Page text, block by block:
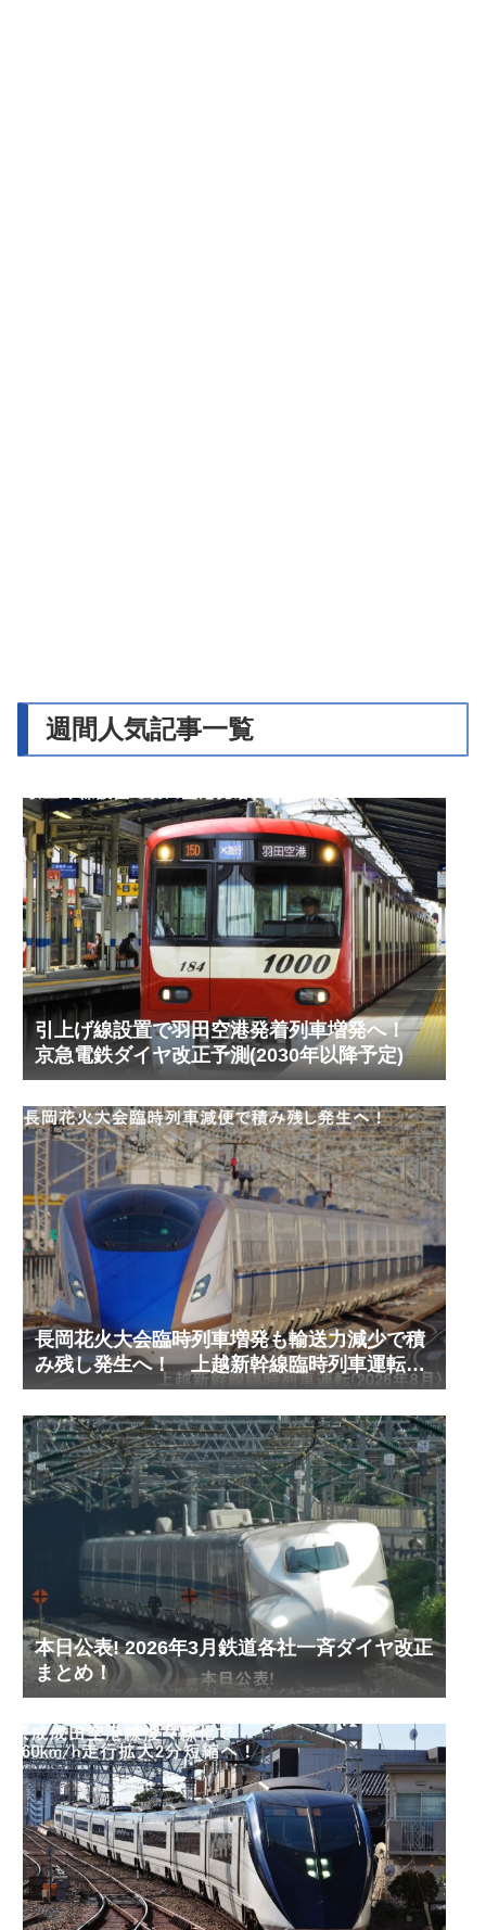
週間人気記事一覧
引上げ線設置で羽田空港発着列車増発へ！
京急電鉄ダイヤ改正予測(2030年以降予定)
長岡花火大会臨時列車増発も輸送力減少で積
み残し発生へ！ 上越新幹線臨時列車運転
(2026年8月)
本日公表! 2026年3月鉄道各社一斉ダイヤ改正
まとめ！